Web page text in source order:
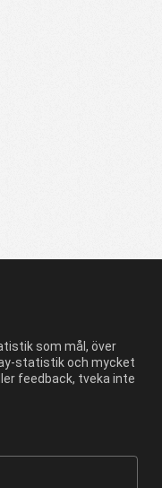
som mål, över
statistik och mycket
feedback, tveka inte